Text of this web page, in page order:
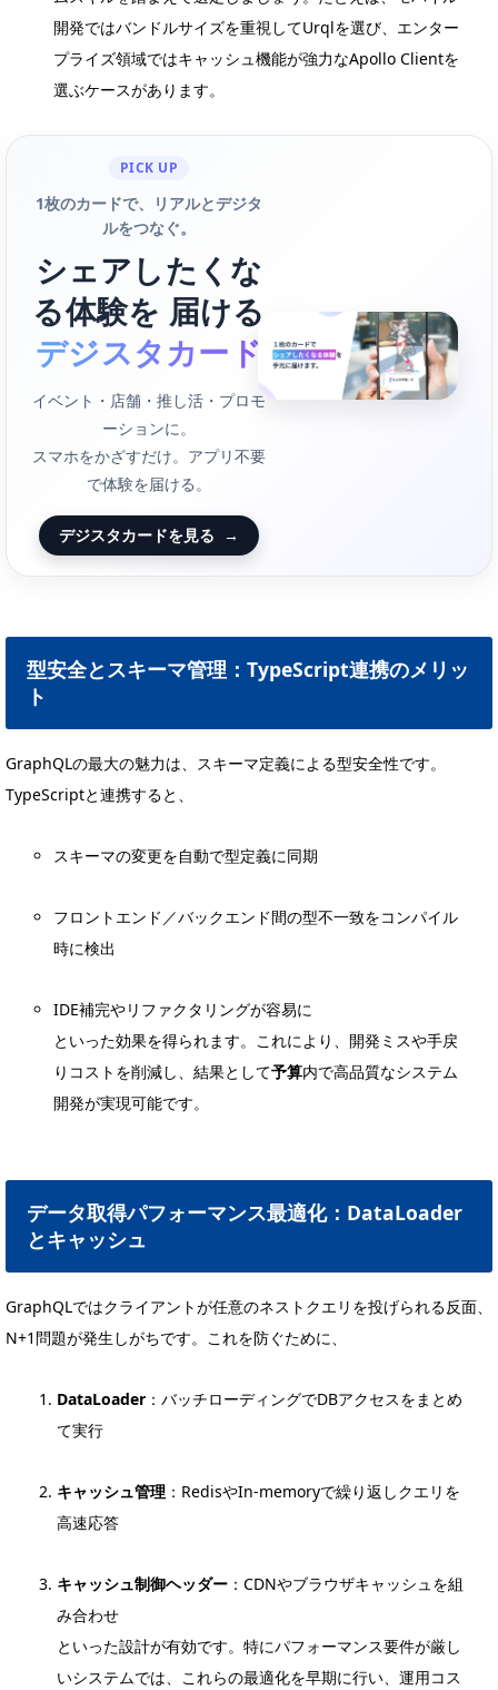
開発ではバンドルサイズを重視してUrqlを選び、エンター
プライズ領域ではキャッシュ機能が強力なApollo Clientを
選ぶケースがあります。
PICK UP
1枚のカードで、リアルとデジタ
ルをつなぐ。
シェアしたくな
る体験を 届ける
デジスタカード
イベント・店舗・推し活・プロモ
ーションに。
スマホをかざすだけ。アプリ不要
で体験を届ける。
デジスタカードを見る →
型安全とスキーマ管理：TypeScript連携のメリッ
ト
GraphQLの最大の魅力は、スキーマ定義による型安全性です。
TypeScriptと連携すると、
スキーマの変更を自動で型定義に同期
フロントエンド／バックエンド間の型不一致をコンパイル
時に検出
IDE補完やリファクタリングが容易に
といった効果を得られます。これにより、開発ミスや手戻
りコストを削減し、結果として予算内で高品質なシステム
開発が実現可能です。
データ取得パフォーマンス最適化：DataLoader
とキャッシュ
GraphQLではクライアントが任意のネストクエリを投げられる反面、
N+1問題が発生しがちです。これを防ぐために、
DataLoader ：バッチローディングでDBアクセスをまとめ
て実行
キャッシュ管理 ：RedisやIn-memoryで繰り返しクエリを
高速応答
キャッシュ制御ヘッダー ：CDNやブラウザキャッシュを組
み合わせ
といった設計が有効です。特にパフォーマンス要件が厳し
いシステムでは、これらの最適化を早期に行い、運用コス